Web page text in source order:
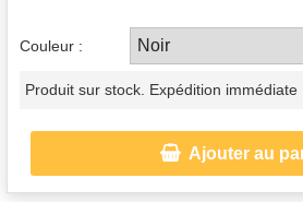
Couleur :
Produit sur stock. Expédition immédiate
Ajouter au